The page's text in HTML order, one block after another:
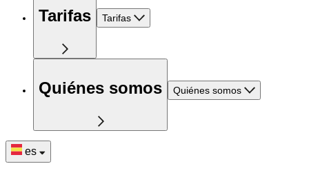
Tarifas Tarifas
Quiénes somos Quiénes somos
es